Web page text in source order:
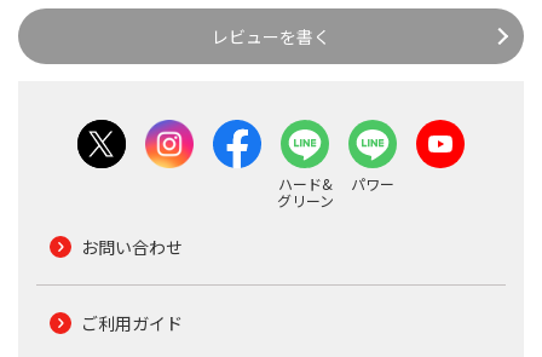
レビューを書く
ハード&
グリーン
パワー
お問い合わせ
ご利用ガイド